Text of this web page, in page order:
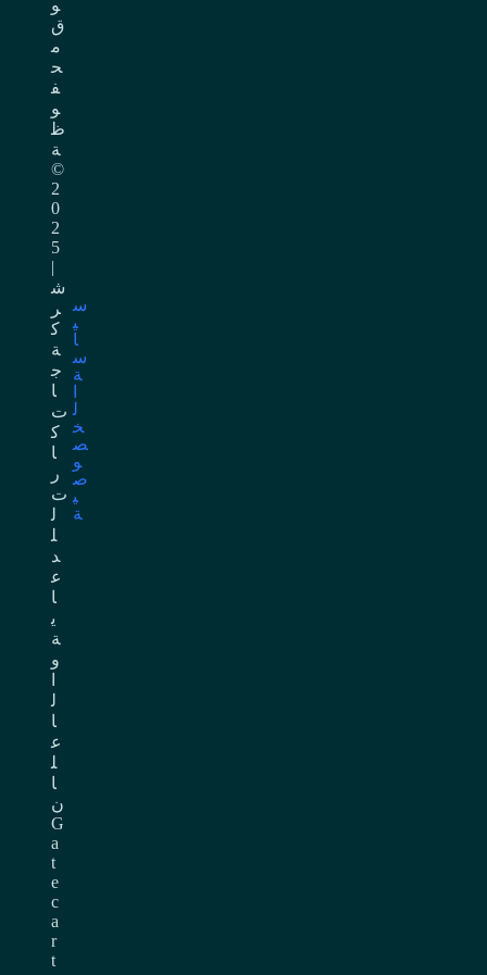
و
ق
م
ح
ف
و
ظ
ة
©
2
0
2
5
|
ش
ر
ك
ة
ج
ا
ت
ك
ا
ر
ت
ل
ل
د
ع
ا
ي
ة
و
ل
ا
ع
ل
ا
ن
G
a
t
e
c
a
r
t
س
ي
ا
س
ة
ل
خ
ص
و
ص
ي
ة